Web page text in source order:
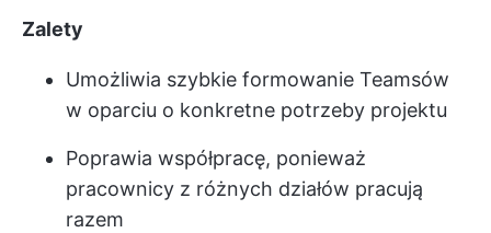
Zalety
Umożliwia szybkie formowanie Teamsów
w oparciu o konkretne potrzeby projektu
Poprawia współpracę, ponieważ
pracownicy z różnych działów pracują
razem